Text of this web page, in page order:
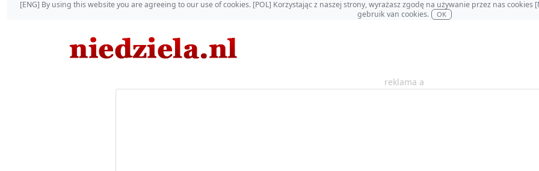
[ENG] By using this website you are agreeing to our use of cookies. [POL] Korzystając z naszej strony, wyrażasz zgodę na używanie przez nas
gebruik van cookies.
OK
reklama a